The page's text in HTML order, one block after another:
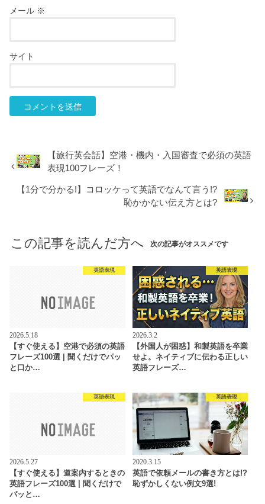
メール ※
サイト
【旅行英会話】空港・機内・入国審査で必須の英語
表現100フレーズ！
【1分で分かる!】コロッケって英語でなんて言う!?
恥かかない伝え方とは?
この記事を読んだ方へ 次の記事がオススメです
英語表現
2026.5.18
【すぐ使える】空港で必須の英語
フレーズ100選 | 聞くだけでパッ
と口か…
英語表現
2026.3.2
【外国人が困惑】和製英語を卒業
せよ。ネイティブに伝わる正しい
英語フレーズ…
英語表現
2026.5.27
【すぐ使える】道案内するときの
英語フレーズ100選 | 聞くだけで
パッと…
英語表現
2020.3.15
英語で依頼メールの書き方とは!?
恥ずかしくない例文9選!